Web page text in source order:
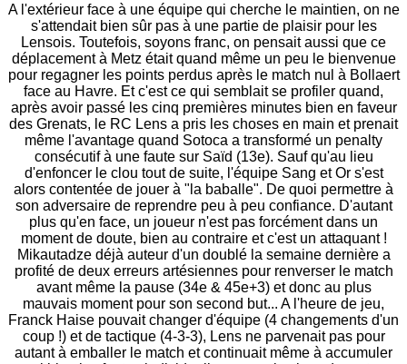
A l'extérieur face à une équipe qui cherche le maintien, on ne
s'attendait bien sûr pas à une partie de plaisir pour les
Lensois. Toutefois, soyons franc, on pensait aussi que ce
déplacement à Metz était quand même un peu le bienvenue
pour regagner les points perdus après le match nul à Bollaert
face au Havre. Et c'est ce qui semblait se profiler quand,
après avoir passé les cinq premières minutes bien en faveur
des Grenats, le RC Lens a pris les choses en main et prenait
même l'avantage quand Sotoca a transformé un penalty
consécutif à une faute sur Saïd (13e). Sauf qu'au lieu
d'enfoncer le clou tout de suite, l'équipe Sang et Or s'est
alors contentée de jouer à "la baballe". De quoi permettre à
son adversaire de reprendre peu à peu confiance. D'autant
plus qu'en face, un joueur n'est pas forcément dans un
moment de doute, bien au contraire et c'est un attaquant !
Mikautadze déjà auteur d'un doublé la semaine dernière a
profité de deux erreurs artésiennes pour renverser le match
avant même la pause (34e & 45e+3) et donc au plus
mauvais moment pour son second but... A l'heure de jeu,
Franck Haise pouvait changer d'équipe (4 changements d'un
coup !) et de tactique (4-3-3), Lens ne parvenait pas pour
autant à emballer le match et continuait même à accumuler